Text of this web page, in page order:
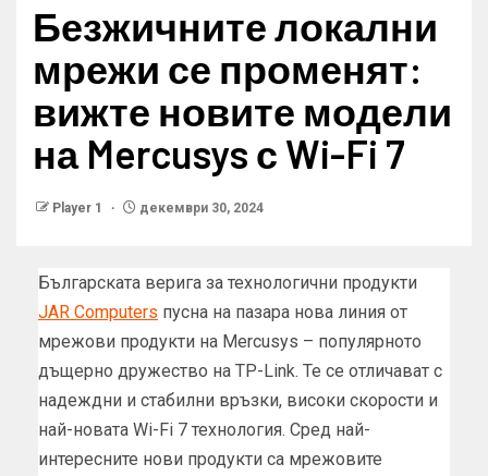
Безжичните локални
мрежи се променят:
вижте новите модели
на Mercusys с Wi-Fi 7
Player 1 декември 30, 2024
Българската верига за технологични продукти
JAR Computers пусна на пазара нова линия от
мрежови продукти на Mercusys – популярното
дъщерно дружество на TP-Link. Те се отличават с
надеждни и стабилни връзки, високи скорости и
най-новата Wi-Fi 7 технология. Сред най-
интересните нови продукти са мрежовите